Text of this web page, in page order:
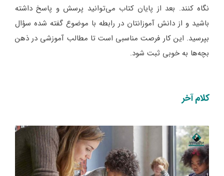
نگاه کنند. بعد از پایان کتاب می‌توانید پرسش و پاسخ داشته
باشید و از دانش آموزانتان در رابطه با موضوع گفته شده سؤال
بپرسید. این کار فرصت مناسبی است تا مطالب آموزشی در ذهن
بچه‌ها به خوبی ثبت شود.
کلام آخر